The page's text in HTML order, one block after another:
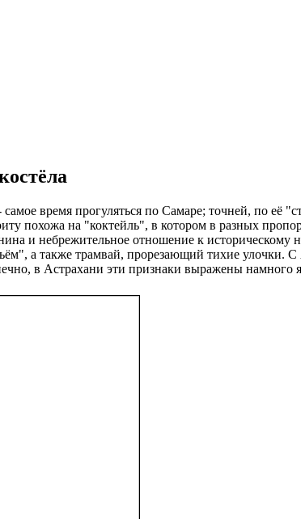
самое время прогуляться по Самаре; точней, по
похожа на "коктейль", в котором в разных
и небрежительное отношение к
а также трамвай, прорезающий тихие
в Астрахани эти признаки выражены